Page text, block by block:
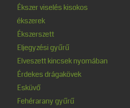
Ékszer viselés kisokos
ékszerek
Ékszerszett
Eljegyzési gyűrű
Elveszett kincsek nyomában
Érdekes drágakövek
Esküvő
Fehérarany gyűrű